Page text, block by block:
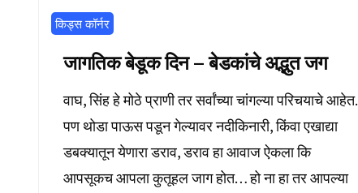
किड्स कॉर्नर
जागतिक बेडूक दिन – बेडकांचे अद्भुत जग
वाघ, सिंह हे मोठे प्राणी तर सर्वांच्या चांगल्या परिचयाचे आहेत.
पण थोडा पाऊस पडून गेल्यावर नदीकिनारी, किंवा एखाद्या
डबक्यातून येणारा डराव, डराव हा आवाज ऐकला कि
आपसूकच आपला कुतूहल जाग होत… हो ना हा तर आपल्या